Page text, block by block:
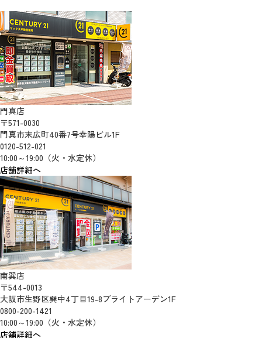
門真店
〒571-0030
門真市末広町40番7号幸陽ビル1F
0120-512-021
10:00～19:00（火・水定休）
店舗詳細へ
南巽店
〒544-0013
大阪市生野区巽中4丁目19-8ブライトアーデン1F
0800-200-1421
10:00～19:00（火・水定休）
店舗詳細へ